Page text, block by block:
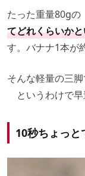
たった重量80gの
てどれくらいか
す。バナナ1本が
そんな軽量の三
というわけで早
10秒ちょっと